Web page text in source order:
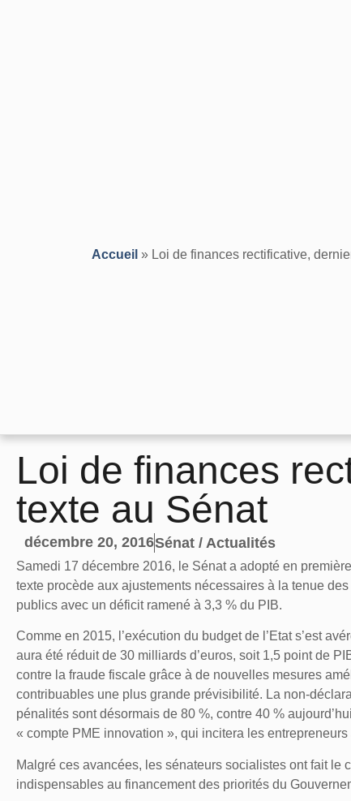
Accueil » Loi de finances rectificative,
Loi de finances
texte au Sénat
décembre 20, 2016Sénat / Actualités
Samedi 17 décembre 2016, le Sénat a adopté en
texte procède aux ajustements nécessaires à la tenue
publics avec un déficit ramené à 3,3 % du PIB.
Comme en 2015, l’exécution du budget de l’Etat s’est
aura été réduit de 30 milliards d’euros, soit 1,5 point de
contre la fraude fiscale grâce à de nouvelles mesures
contribuables une plus grande prévisibilité. La non-
pénalités sont désormais de 80 %, contre 40 %
« compte PME innovation », qui incitera les
Malgré ces avancées, les sénateurs socialistes ont fait le
indispensables au financement des priorités du